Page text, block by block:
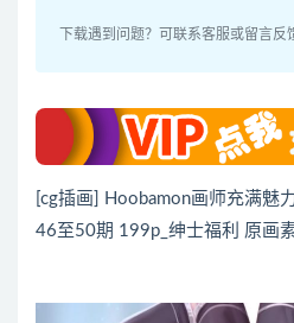
下载遇到问题？可联系客服或留言反
[cg插画] Hoobamon画师充满魅
46至50期 199p_绅士福利 原画